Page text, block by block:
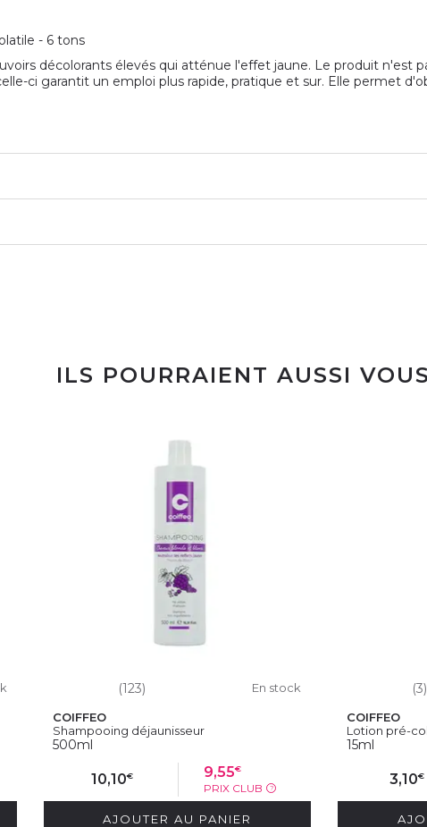
- 6 tons
décolorants élevés qui atténue l'effet jaune. Le produit n'est
ci garantit un emploi plus rapide, pratique et sur. Elle permet
ILS POURRAIENT AUSSI
(123) En stock
COIFFEO
Shampooing déjaunisseur
500ml
10,10€ 9,55€
PRIX CLUB ?
AJOUTER AU PANIER
(3)
COIFFEO
Lotion pré-
15ml
3,10€